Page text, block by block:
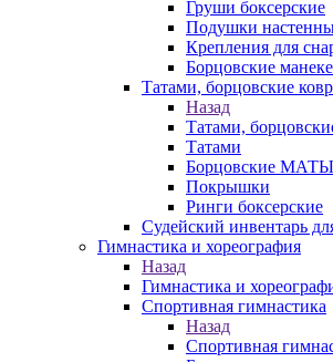
Груши боксерские
Подушки
Крепления для
Борцовские
Татами, борцовские
Назад
Татами,
Татами
Борцовские МАТЫ
Покрышки
Ринги боксерские
Судейский инвентарь
Гимнастика и хореография
Назад
Гимнастика и
Спортивная гимнастика
Назад
Спортивная